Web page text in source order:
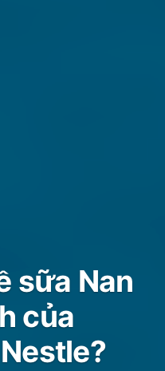
sữa Nan
của